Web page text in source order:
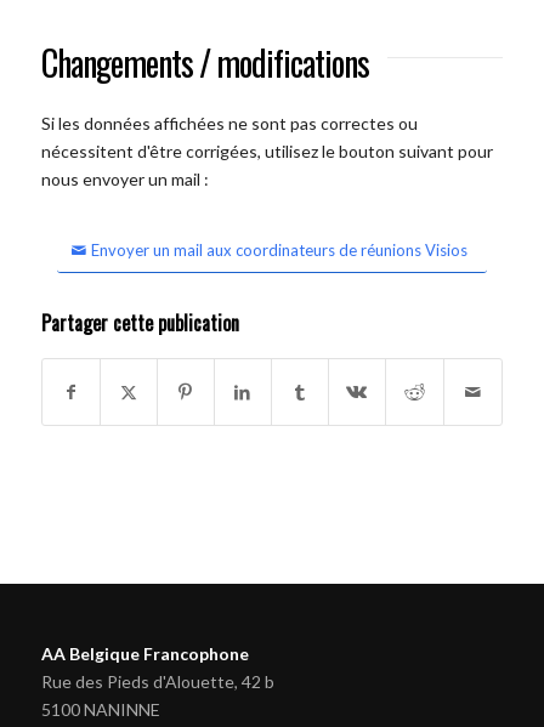
Changements / modifications
Si les données affichées ne sont pas correctes ou
nécessitent d'être corrigées, utilisez le bouton suivant pour
nous envoyer un mail :
Envoyer un mail aux coordinateurs de réunions Visios
Partager cette publication
AA Belgique Francophone
Rue des Pieds d'Alouette, 42 b
5100 NANINNE